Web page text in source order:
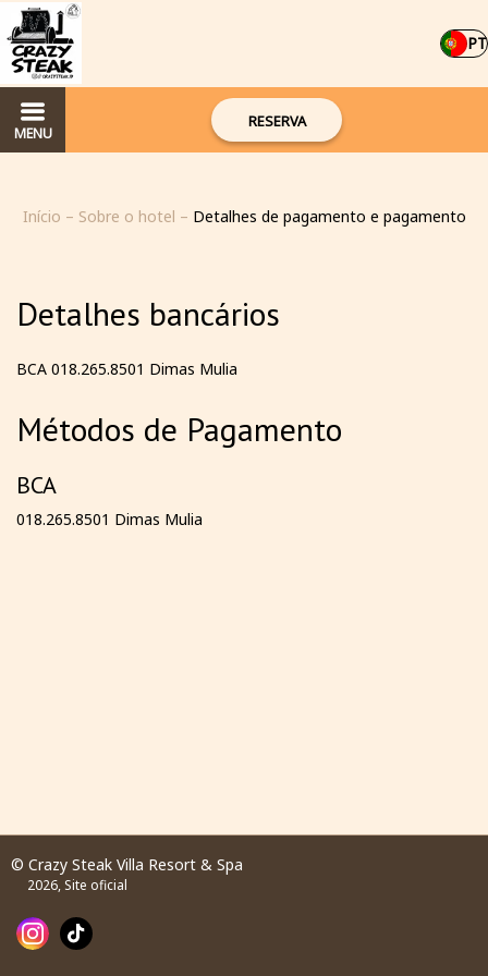
PT
MENU
RESERVA
Início – Sobre o hotel – Detalhes de pagamento e pagamento
Detalhes bancários
BCA 018.265.8501 Dimas Mulia
Métodos de Pagamento
BCA
018.265.8501 Dimas Mulia
© Crazy Steak Villa Resort & Spa
2026, Site oficial